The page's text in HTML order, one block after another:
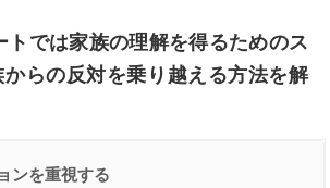
トでは家族の理解を得るためのス
らの反対を乗り越える方法を解
ンを重視する